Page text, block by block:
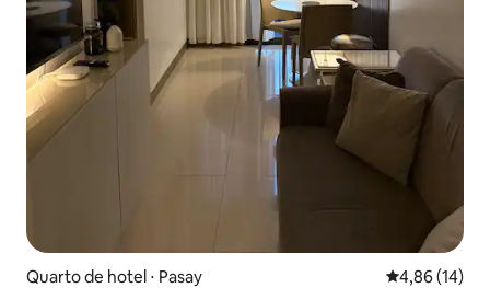
Quarto de hotel ⋅ Pasay 4,86 de uma
4,86 (14)